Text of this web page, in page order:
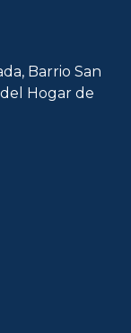
Barrio San
Hogar de